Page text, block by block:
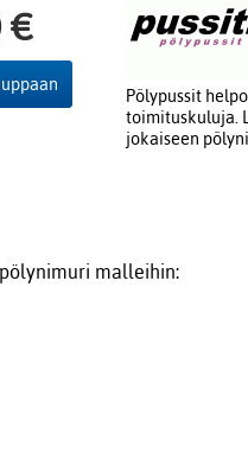
€
Pölypussit
toimituskuluja.
jokaiseen
malleihin: